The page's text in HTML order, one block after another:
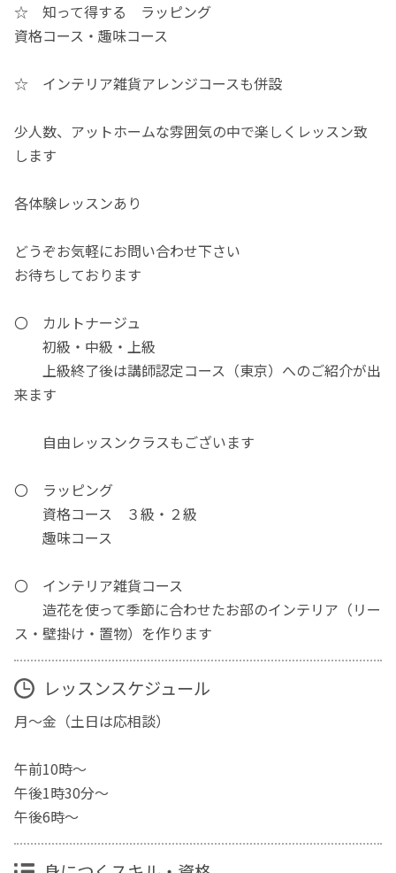
☆ 知って得する ラッピング
資格コース・趣味コース
☆ インテリア雑貨アレンジコースも併設
少人数、アットホームな雰囲気の中で楽しくレッスン致
します
各体験レッスンあり
どうぞお気軽にお問い合わせ下さい
お待ちしております
〇 カルトナージュ
初級・中級・上級
上級終了後は講師認定コース（東京）へのご紹介が出
来ます
自由レッスンクラスもございます
〇 ラッピング
資格コース ３級・２級
趣味コース
〇 インテリア雑貨コース
造花を使って季節に合わせたお部のインテリア（リー
ス・壁掛け・置物）を作ります
レッスンスケジュール
月～金（土日は応相談）
午前10時～
午後1時30分～
午後6時～